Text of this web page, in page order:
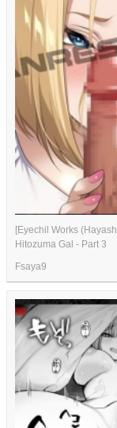
[Eyechil Works
Hitozuma Gal - Part 3
Fsaya9